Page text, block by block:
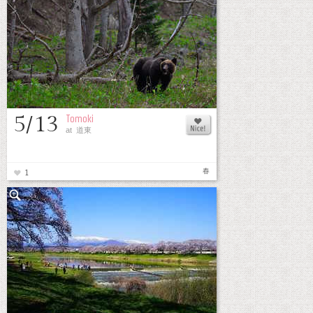
5/13 Tomoki
at 道東
1 春